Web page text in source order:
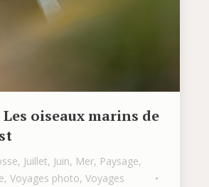
Les oiseaux marins de
, Juillet, Juin, Mer, Paysage,
, Voyages photo, Voyages